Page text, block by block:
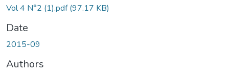
Vol 4 N°2 (1).pdf(97.17 KB)
Date
2015-09
Authors